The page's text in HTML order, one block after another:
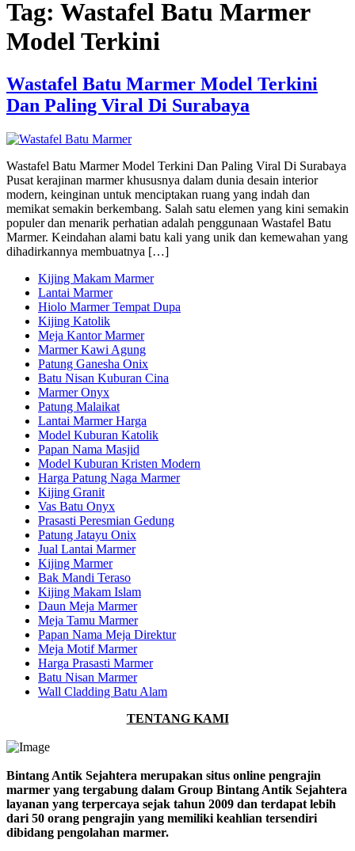
Tag: Wastafel Batu Marmer
Model Terkini
Wastafel Batu Marmer Model Terkini
Dan Paling Viral Di Surabaya
Wastafel Batu Marmer Model Terkini Dan Paling Viral Di Surabaya
Pusat kerajinan marmer khususnya dalam dunia desain interior
modern, keinginan untuk menciptakan ruang yang indah dan
memikat semakin berkembang. Salah satu elemen yang kini semakin
populer dan menarik perhatian adalah penggunaan Wastafel Batu
Marmer. Keindahan alami batu kali yang unik dan kemewahan yang
dihadirkannya membuatnya […]
Kijing Makam Marmer
Lantai Marmer
Hiolo Marmer Tempat Dupa
Kijing Katolik
Meja Kantor Marmer
Marmer Kawi Agung
Patung Ganesha Onix
Batu Nisan Kuburan Cina
Marmer Onyx
Patung Malaikat
Lantai Marmer Harga
Model Kuburan Katolik
Papan Nama Masjid
Model Kuburan Kristen Modern
Harga Patung Naga Marmer
Kijing Granit
Vas Batu Onyx
Prasasti Peresmian Gedung
Patung Jatayu Onix
Jual Lantai Marmer
Kijing Marmer
Bak Mandi Teraso
Kijing Makam Islam
Daun Meja Marmer
Meja Tamu Marmer
Papan Nama Meja Direktur
Meja Motif Marmer
Harga Prasasti Marmer
Batu Nisan Marmer
Wall Cladding Batu Alam
TENTANG KAMI
Bintang Antik Sejahtera merupakan situs online pengrajin
marmer yang tergabung dalam Group Bintang Antik Sejahtera
layanan yang terpercaya sejak tahun 2009 dan terdapat lebih
dari 50 orang pengrajin yang memiliki keahlian tersendiri
dibidang pengolahan marmer.